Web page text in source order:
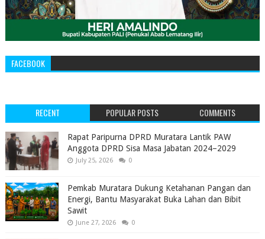
FACEBOOK
RECENT POPULAR POSTS COMMENTS
‎Rapat Paripurna DPRD Muratara Lantik PAW
Anggota DPRD Sisa Masa Jabatan 2024–2029 ‎
July 25, 2026 0
Pemkab Muratara Dukung Ketahanan Pangan dan
Energi, Bantu Masyarakat Buka Lahan dan Bibit
Sawit
June 27, 2026 0